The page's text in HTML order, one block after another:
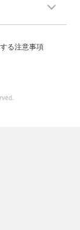
る注意事項